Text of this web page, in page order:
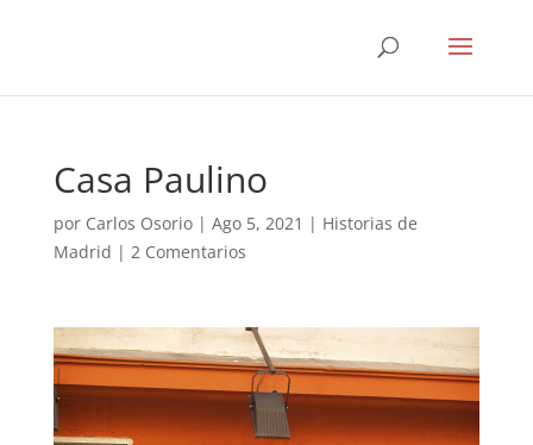
Casa Paulino
por Carlos Osorio| Ago 5, 2021 | Historias de
Madrid | 2 Comentarios